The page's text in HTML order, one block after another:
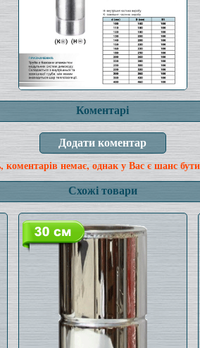
Коментарі
коментарів немає, однак у Вас є шанс
Схожі товари